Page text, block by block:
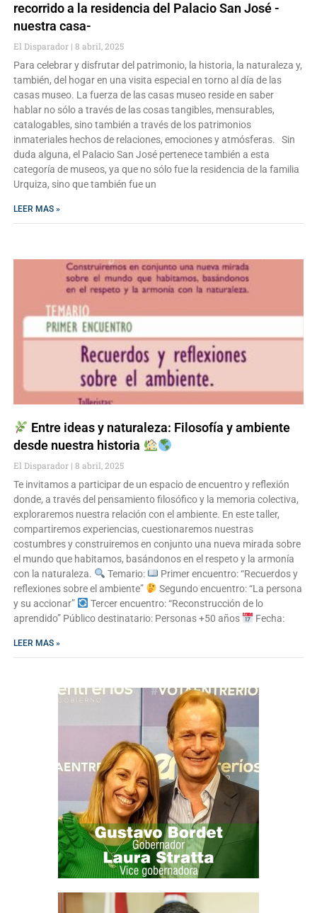
recorrido a la residencia del Palacio San José -
nuestra casa-
El Disparador 8 abril, 2025
Para celebrar y disfrutar del patrimonio, la historia, la naturaleza y,
también, del hogar en una visita especial en torno al día de las
casas museo. La fuerza de las casas museo reside en saber
hablar no sólo a través de las cosas tangibles, mensurables,
catalogables, sino también a través de los patrimonios
inmateriales hechos de relaciones, emociones y atmósferas. Sin
duda alguna, el Palacio San José pertenece también a esta
categoría de museos, ya que no sólo fue la residencia de la familia
Urquiza, sino que también fue un
LEER MAS »
Entre ideas y naturaleza: Filosofía y ambiente
desde nuestra historia
El Disparador 8 abril, 2025
Te invitamos a participar de un espacio de encuentro y reflexión
donde, a través del pensamiento filosófico y la memoria colectiva,
exploraremos nuestra relación con el ambiente. En este taller,
compartiremos experiencias, cuestionaremos nuestras
costumbres y construiremos en conjunto una nueva mirada sobre
el mundo que habitamos, basándonos en el respeto y la armonía
con la naturaleza.
Temario:
Primer encuentro: “Recuerdos y
reflexiones sobre el ambiente”
Segundo encuentro: “La persona
y su accionar”
Tercer encuentro: “Reconstrucción de lo
aprendido” Público destinatario: Personas +50 años
Fecha:
LEER MAS »